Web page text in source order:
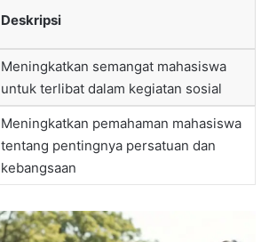
Deskripsi
Meningkatkan semangat mahasiswa
untuk terlibat dalam kegiatan sosial
Meningkatkan pemahaman mahasiswa
tentang pentingnya persatuan dan
kebangsaan